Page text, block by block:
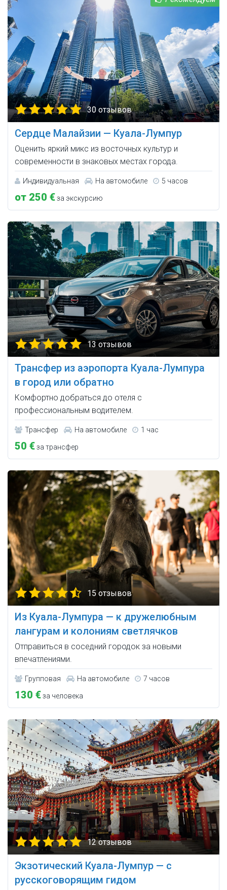
30 отзывов
Сердце Малайзии — Куала-Лумпур
Оценить яркий микс из восточных культур и
современности в знаковых местах города.
Индивидуальная На автомобиле 5 часов
от 250 €за экскурсию
13 отзывов
Трансфер из аэропорта Куала-Лумпура
в город или обратно
Комфортно добраться до отеля с
профессиональным водителем.
Трансфер На автомобиле 1 час
50 €за трансфер
15 отзывов
Из Куала-Лумпура — к дружелюбным
лангурам и колониям светлячков
Отправиться в соседний городок за новыми
впечатлениями.
Групповая На автомобиле 7 часов
130 €за человека
12 отзывов
Экзотический Куала-Лумпур — с
русскоговорящим гидом